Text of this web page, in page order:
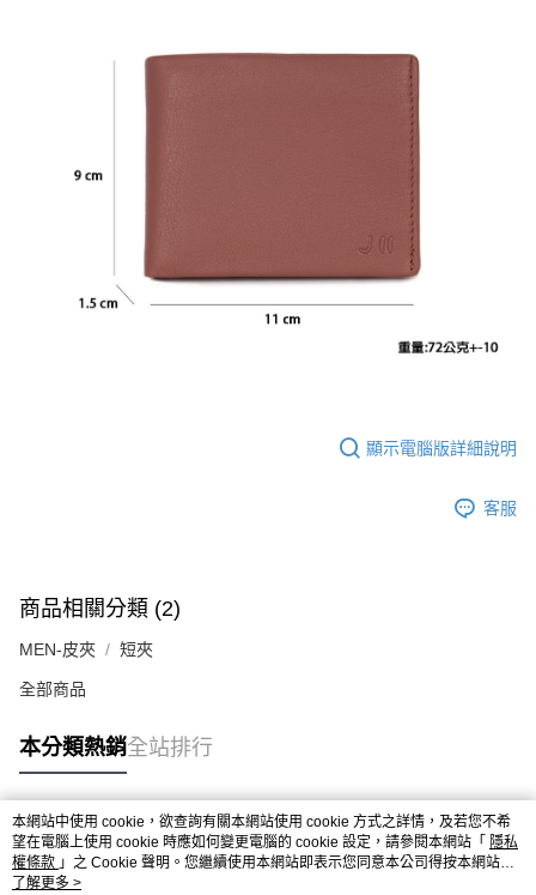
顯示電腦版詳細說明
客服
商品相關分類 (2)
MEN-皮夾 短夾
全部商品
本分類熱銷全站排行
熱門標籤
本網站中使用 cookie，欲查詢有關本網站使用 cookie 方式之詳情，及若您不希
望在電腦上使用 cookie 時應如何變更電腦的 cookie 設定，請參閱本網站「 隱私
權條款 」之 Cookie 聲明。您繼續使用本網站即表示您同意本公司得按本網站使
用條款之 Cookie 聲明使用 cookie。
了解更多 >